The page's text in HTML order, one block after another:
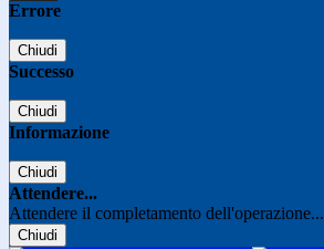
Errore
Chiudi
Successo
Chiudi
Informazione
Chiudi
Attendere...
Attendere il completamento dell'operazione...
Chiudi